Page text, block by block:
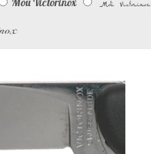
Мой Victorinox